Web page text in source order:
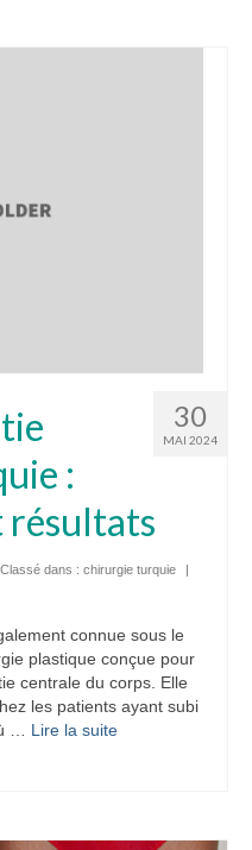
30
MAI 2024
:
résultats
Classé dans : chirurgie turquie
|
connue sous le
plastique conçue pour
centrale du corps. Elle
les patients ayant subi
… Lire la suite­­